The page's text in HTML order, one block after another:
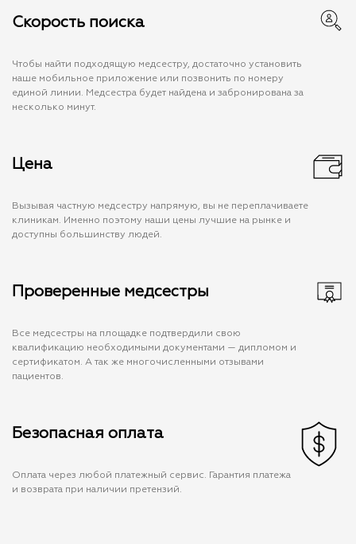
Скорость поиска
Чтобы найти подходящую медсестру, достаточно установить
наше мобильное приложение или позвонить по номеру
единой линии. Медсестра будет найдена и забронирована за
несколько минут.
Цена
Вызывая частную медсестру напрямую, вы не переплачиваете
клиникам. Именно поэтому наши цены лучшие на рынке и
доступны большинству людей.
Проверенные медсестры
Все медсестры на площадке подтвердили свою
квалификацию необходимыми документами — дипломом и
сертификатом. А так же многочисленными отзывами
пациентов.
Безопасная оплата
Оплата через любой платежный сервис. Гарантия платежа
и возврата при наличии претензий.